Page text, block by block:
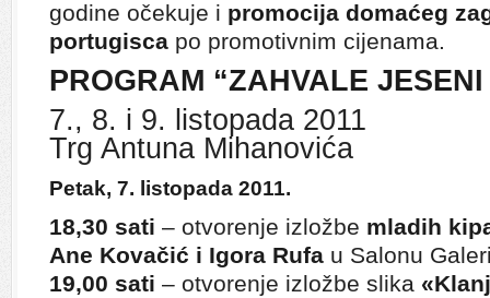
godine očekuje i promocija domaćeg
portugisca po promotivnim cijenama.
PROGRAM “ZAHVALE
7., 8. i 9. listopada 2011
Trg Antuna Mihanovića
Petak, 7. listopada 2011.
18,30 sati – otvorenje izložbe mladih
Ane Kovačić i Igora Rufa u Salonu
19,00 sati – otvorenje izložbe slika